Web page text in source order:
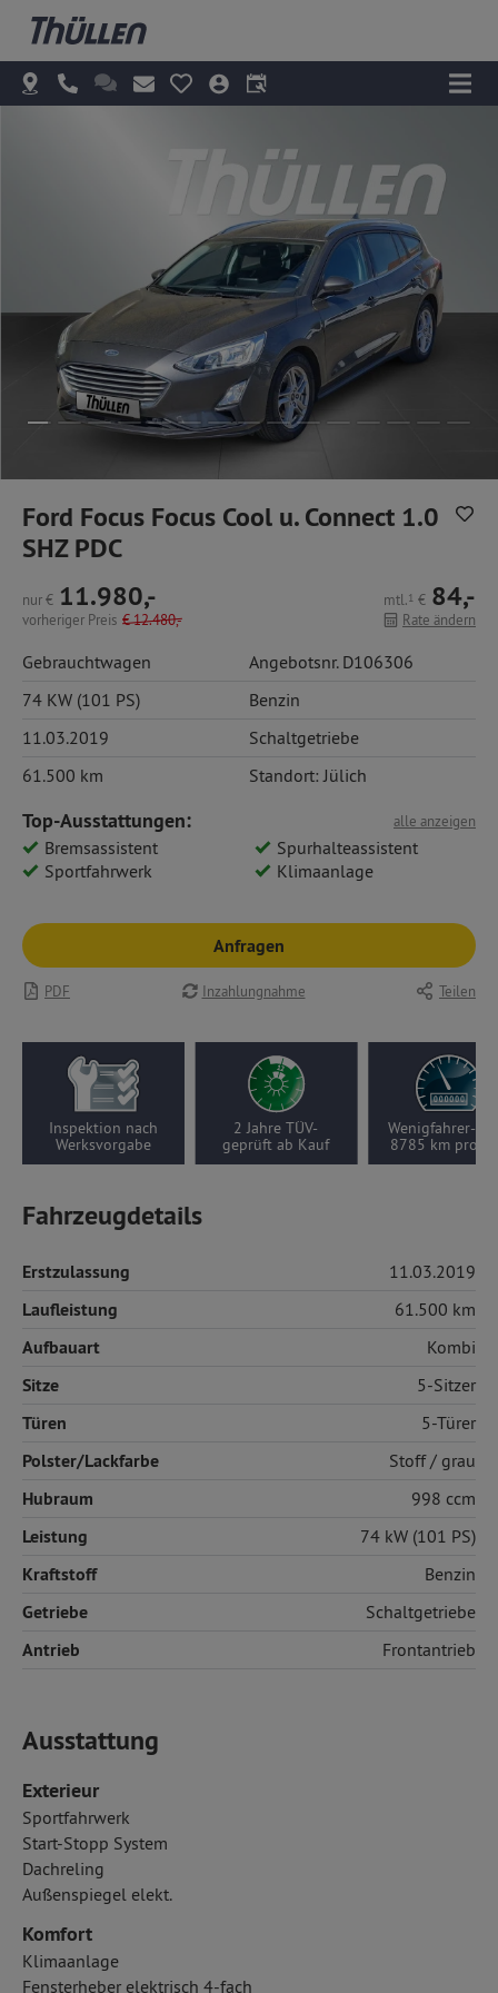
Ford Focus Focus Cool u. Connect 1.0
SHZ PDC
nur€ 11.980,-
vorheriger Preis €12.480,-
mtl.1 € 84,-
Rate ändern
Gebrauchtwagen
Angebotsnr. D106306
74 KW (101 PS)
Benzin
11.03.2019
Schaltgetriebe
61.500 km
Standort: Jülich
alle anzeigen
Top-Ausstattungen:
Bremsassistent
Spurhalteassistent
Sportfahrwerk
Klimaanlage
Anfragen
PDF Inzahlungnahme Teilen
Inspektion nach
Werksvorgabe
2 Jahre TÜV-
geprüft ab Kauf
Wenigfahrer-
8785 km pro
Fahrzeugdetails
Erstzulassung 11.03.2019
Laufleistung 61.500 km
Aufbauart Kombi
Sitze 5-Sitzer
Türen 5-Türer
Polster/Lackfarbe Stoff/ grau
Hubraum 998 ccm
Leistung 74 kW (101 PS)
Kraftstoff Benzin
Getriebe Schaltgetriebe
Antrieb Frontantrieb
Ausstattung
Exterieur
Sportfahrwerk
Start-Stopp System
Dachreling
Außenspiegel elekt.
Komfort
Klimaanlage
Fensterheber elektrisch 4-fach